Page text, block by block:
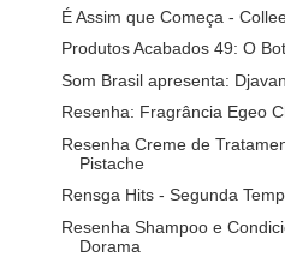
É Assim que Começa -
Produtos Acabados 49: O
Som Brasil apresenta: Djavan
Resenha: Fragrância Egeo
Resenha Creme de
Pistache
Rensga Hits - Segunda
Resenha Shampoo e
Dorama